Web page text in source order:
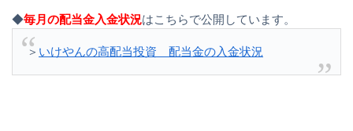
◆毎月の配当金入金状況はこちらで公開しています。
＞ いけやんの高配当投資 配当金の入金状況